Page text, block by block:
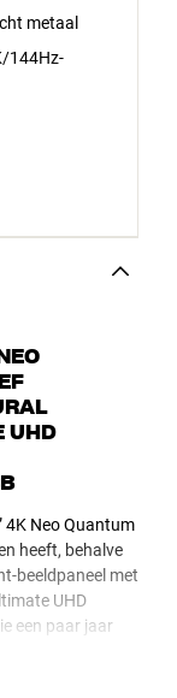
metaal
144Hz-
UHD
4K Neo Quantum
heeft, behalve
beeldpaneel met
UHD
een paar jaar